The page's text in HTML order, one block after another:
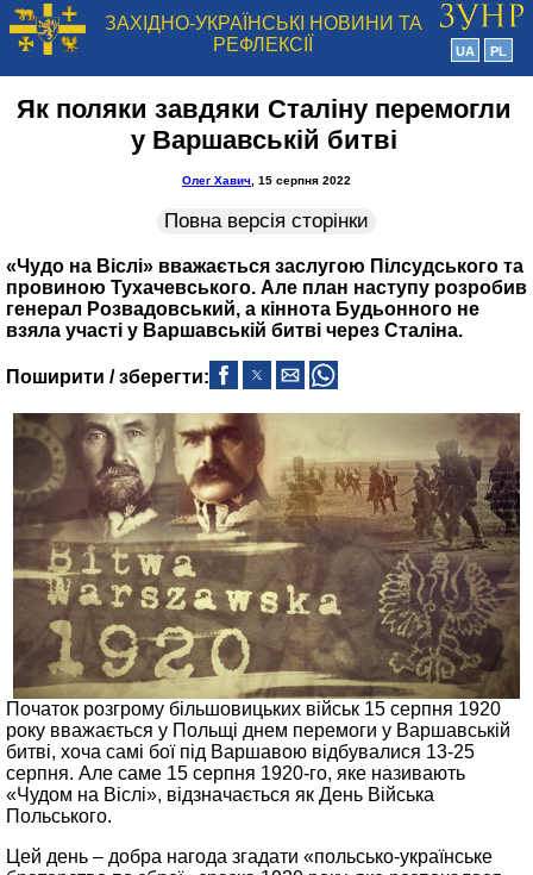
ЗАХІДНО-УКРАЇНСЬКІ НОВИНИ ТА
РЕФЛЕКСІЇ
UA PL
Як поляки завдяки Сталіну перемогли
у Варшавській битві
Олег Хавич , 15 серпня 2022
Повна версія сторінки
«Чудо на Віслі» вважається заслугою Пілсудського та
провиною Тухачевського. Але план наступу розробив
генерал Розвадовський, а кіннота Будьонного не
взяла участі у Варшавській битві через Сталіна.
Поширити / зберегти:
Початок розгрому більшовицьких військ 15 серпня 1920
року вважається у Польщі днем ​​перемоги у Варшавській
битві, хоча самі бої під Варшавою відбувалися 13-25
серпня. Але саме 15 серпня 1920-го, яке називають
«Чудом на Віслі», відзначається як День Війська
Польського.
Цей день – добра нагода згадати «польсько-українське